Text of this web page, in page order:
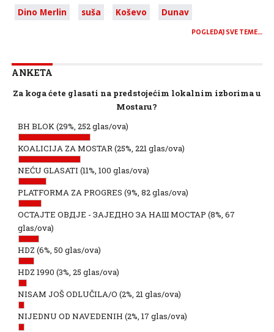
Dino Merlin
suša Koševo Dunav
POGLEDAJ SVE TEME…
ANKETA
Za koga ćete glasati na predstojećim lokalnim izborima u
Mostaru?
BH BLOK(29%, 252 glas/ova)
KOALICIJA ZA MOSTAR(25%, 221 glas/ova)
NEĆU GLASATI (11%, 100 glas/ova)
PLATFORMA ZA PROGRES (9%, 82 glas/ova)
ОСТАЈТЕ ОВДЈЕ - ЗАЈЕДНО ЗА НАШ МОСТАР (8%, 67
glas/ova)
HDZ (6%, 50 glas/ova)
HDZ 1990 (3%, 25 glas/ova)
NISAM JOŠ ODLUČILA/O (2%, 21 glas/ova)
NIJEDNU OD NAVEDENIH (2%, 17 glas/ova)